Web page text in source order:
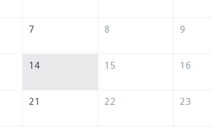
7 8 9
14 15 16
21 22 23